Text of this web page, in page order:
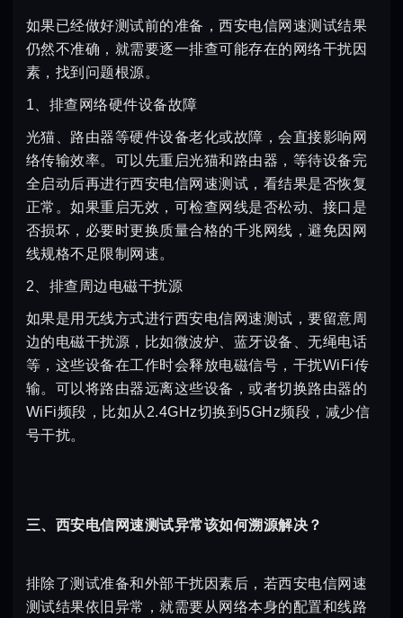
如果已经做好测试前的准备，西安电信网速测试结果
仍然不准确，就需要逐一排查可能存在的网络干扰因
素，找到问题根源。
1、排查网络硬件设备故障
光猫、路由器等硬件设备老化或故障，会直接影响网
络传输效率。可以先重启光猫和路由器，等待设备完
全启动后再进行西安电信网速测试，看结果是否恢复
正常。如果重启无效，可检查网线是否松动、接口是
否损坏，必要时更换质量合格的千兆网线，避免因网
线规格不足限制网速。
2、排查周边电磁干扰源
如果是用无线方式进行西安电信网速测试，要留意周
边的电磁干扰源，比如微波炉、蓝牙设备、无绳电话
等，这些设备在工作时会释放电磁信号，干扰WiFi传
输。可以将路由器远离这些设备，或者切换路由器的
WiFi频段，比如从2.4GHz切换到5GHz频段，减少信
号干扰。
三、西安电信网速测试异常该如何溯源解决？
排除了测试准备和外部干扰因素后，若西安电信网速
测试结果依旧异常，就需要从网络本身的配置和线路